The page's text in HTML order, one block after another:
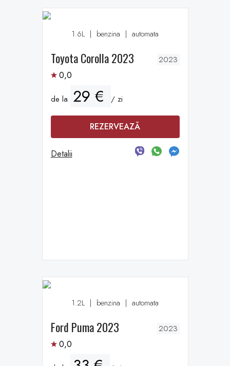
1.6L | benzina | automata
Toyota Corolla 2023 2023
0,0
de la 29 € / zi
REZERVEAZĂ
Detalii
1.2L | benzina | automata
Ford Puma 2023 2023
0,0